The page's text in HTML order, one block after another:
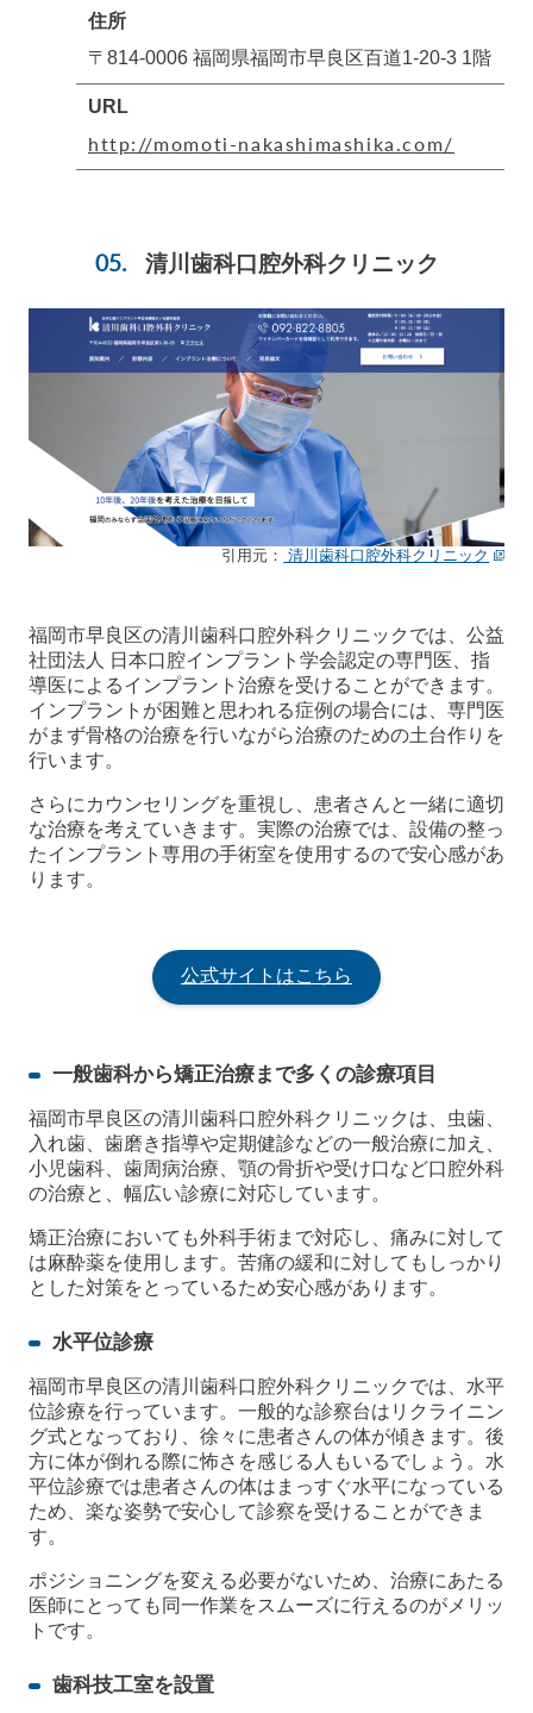
住所
〒814-0006 福岡県福岡市早良区百道1-20-3 1階
URL
http://momoti-nakashimashika.com/
清川歯科口腔外科クリニック
引用元： 清川歯科口腔外科クリニック
福岡市早良区の清川歯科口腔外科クリニックでは、公益
社団法人 日本口腔インプラント学会認定の専門医、指
導医によるインプラント治療を受けることができます。
インプラントが困難と思われる症例の場合には、専門医
がまず骨格の治療を行いながら治療のための土台作りを
行います。
さらにカウンセリングを重視し、患者さんと一緒に適切
な治療を考えていきます。実際の治療では、設備の整っ
たインプラント専用の手術室を使用するので安心感があ
ります。
公式サイトはこちら
一般歯科から矯正治療まで多くの診療項目
福岡市早良区の清川歯科口腔外科クリニックは、虫歯、
入れ歯、歯磨き指導や定期健診などの一般治療に加え、
小児歯科、歯周病治療、顎の骨折や受け口など口腔外科
の治療と、幅広い診療に対応しています。
矯正治療においても外科手術まで対応し、痛みに対して
は麻酔薬を使用します。苦痛の緩和に対してもしっかり
とした対策をとっているため安心感があります。
水平位診療
福岡市早良区の清川歯科口腔外科クリニックでは、水平
位診療を行っています。一般的な診察台はリクライニン
グ式となっており、徐々に患者さんの体が傾きます。後
方に体が倒れる際に怖さを感じる人もいるでしょう。水
平位診療では患者さんの体はまっすぐ水平になっている
ため、楽な姿勢で安心して診察を受けることができま
す。
ポジショニングを変える必要がないため、治療にあたる
医師にとっても同一作業をスムーズに行えるのがメリッ
トです。
歯科技工室を設置